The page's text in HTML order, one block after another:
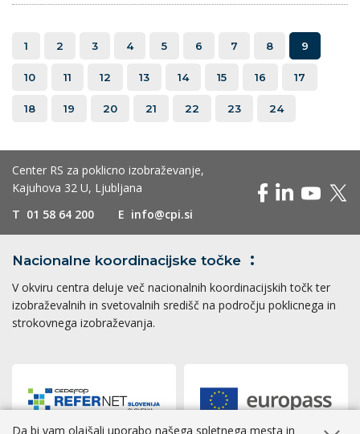
1 2 3 4 5 6 7 8 9
10 11 12 13 14 15 16 17
18 19 20 21 22 23 24
Center RS za poklicno izobraževanje,
Kajuhova 32 U, Ljubljana
T 01 58 64 200 E info@cpi.si
Nacionalne koordinacijske točke
V okviru centra deluje več nacionalnih koordinacijskih točk ter
izobraževalnih in svetovalnih središč na področju poklicnega in
strokovnega izobraževanja.
Da bi vam olajšali uporabo našega spletnega mesta in